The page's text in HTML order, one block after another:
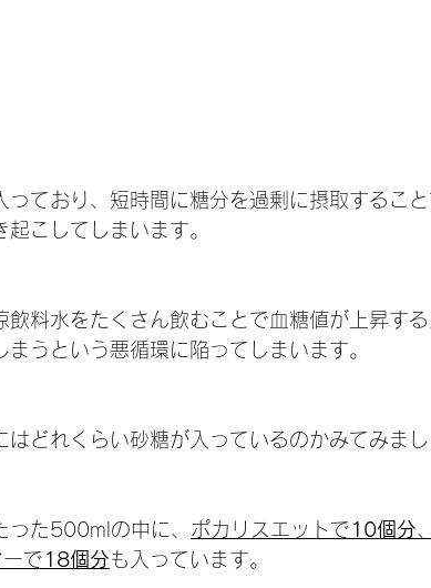
っており、短時間に糖分を過剰に摂取するこ
こしてしまいます。
飲料水をたくさん飲むことで血糖値が上昇す
うという悪循環に陥ってしまいます。
はどれくらい砂糖が入っているのかみてみま
った500mlの中に、 ポカリスエットで 10個分
で 18個分も入っています。